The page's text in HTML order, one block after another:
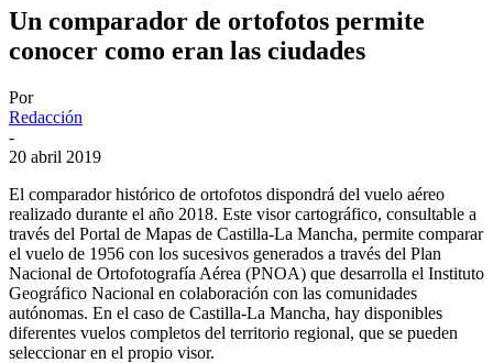
Un comparador de ortofotos permite
conocer como eran las ciudades
Por
Redacción
-
20 abril 2019
El comparador histórico de ortofotos dispondrá del vuelo aéreo
realizado durante el año 2018. Este visor cartográfico, consultable a
través del Portal de Mapas de Castilla-La Mancha, permite comparar
el vuelo de 1956 con los sucesivos generados a través del Plan
Nacional de Ortofotografía Aérea (PNOA) que desarrolla el Instituto
Geográfico Nacional en colaboración con las comunidades
autónomas. En el caso de Castilla-La Mancha, hay disponibles
diferentes vuelos completos del territorio regional, que se pueden
seleccionar en el propio visor.